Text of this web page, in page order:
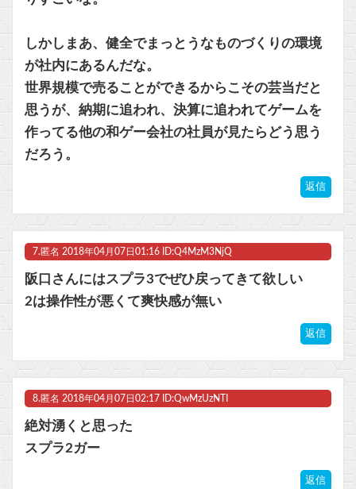
しかしまあ、健全でまっとうなものづくりの環境
が社内にあるんだな。
世界規模で売ることができるからこその芸当だと
思うが、納期に追われ、決算に追われてゲームを
作ってる他の和ゲー会社の社員が見たらどう思う
だろう。
返信
7. 匿名 2018年04月07日01:16 ID:Q4MzM3NjQ
阪口さんにはスプラ3でぜひ戻ってきて欲しい
2は操作性が悪くて爽快感が無い
返信
8. 匿名 2018年04月07日02:17 ID:QwMzUzNTI
絶対湧くと思った
スプラ2ガー
返信